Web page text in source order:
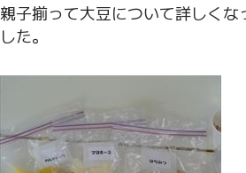
親子揃って大豆について詳しく
した。